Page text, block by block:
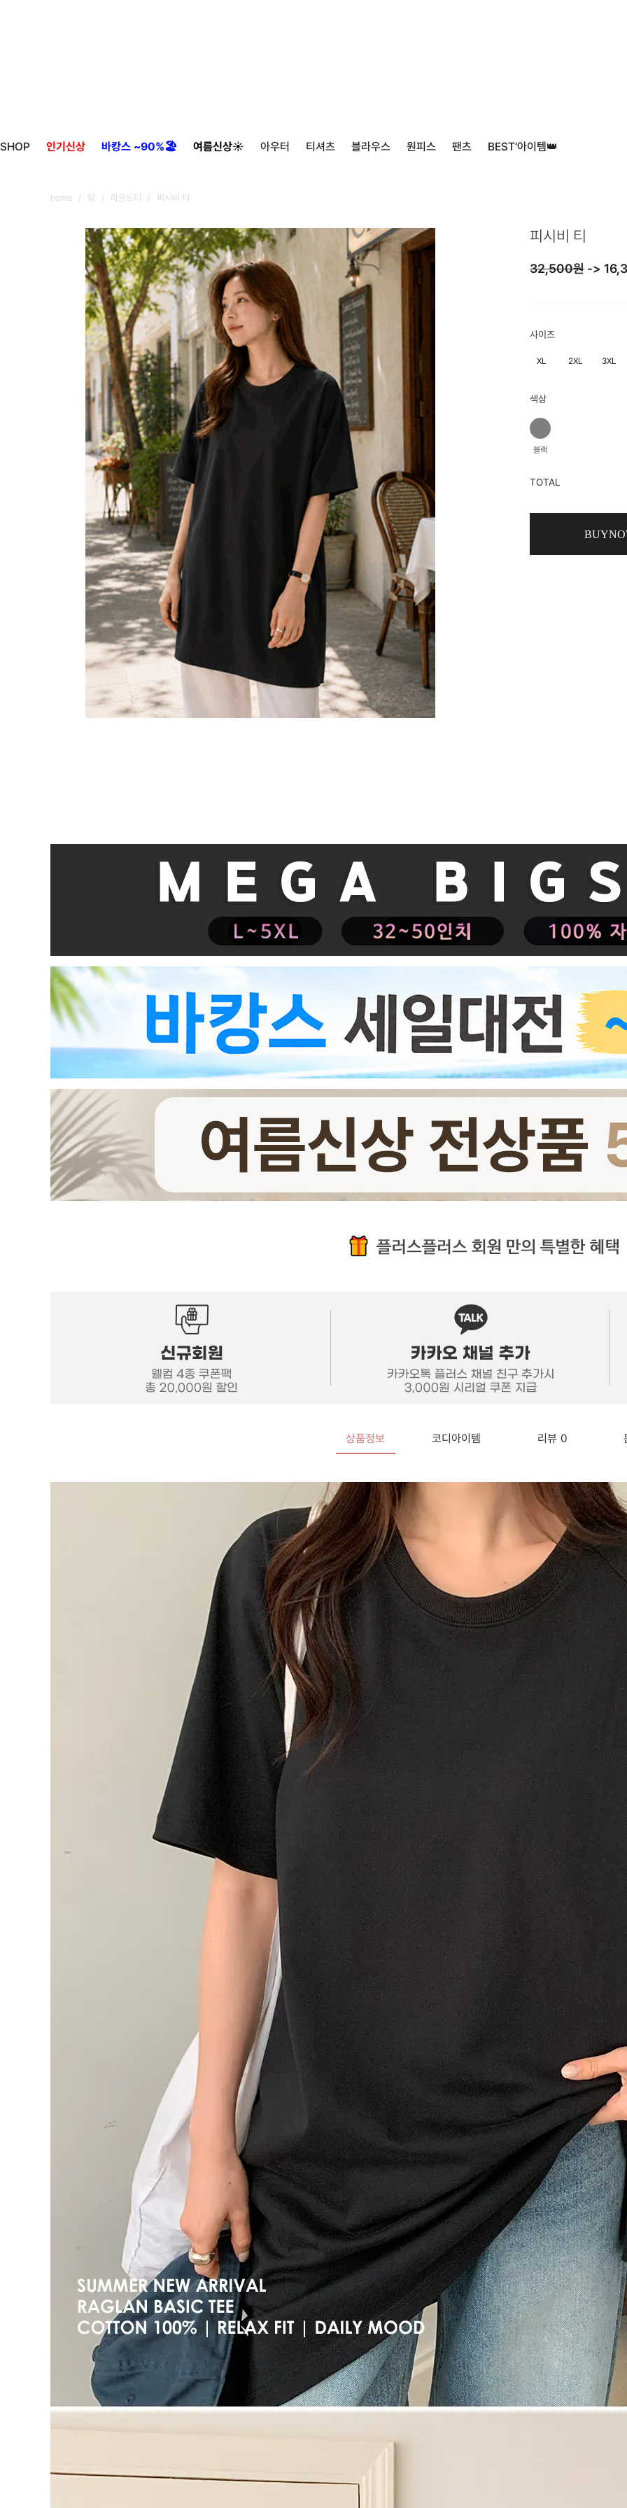
SHOP 인기신상 바캉스 ~90%🏖️ 여름신상☀️ 아우터 티셔츠 블라우스 원피스 팬츠 BEST'아이템👑
home / 탑 / 라운드티 / 피시비 티
피시비 티
32,500원 ->
사이즈
XL 2XL 3XL
색상
블랙
TOTAL
상품정보 코디아이템 리뷰 0